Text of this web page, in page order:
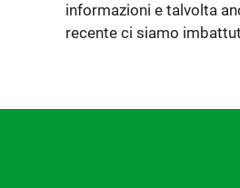
informazioni e talvolta
recente ci siamo